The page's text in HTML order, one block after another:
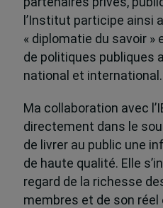
l’Institut participe ainsi
« diplomatie du savoir »
de politiques publiques
national et international.
Ma collaboration avec
directement dans le
de livrer au public une
de haute qualité. Elle
regard de la richesse
membres et de son